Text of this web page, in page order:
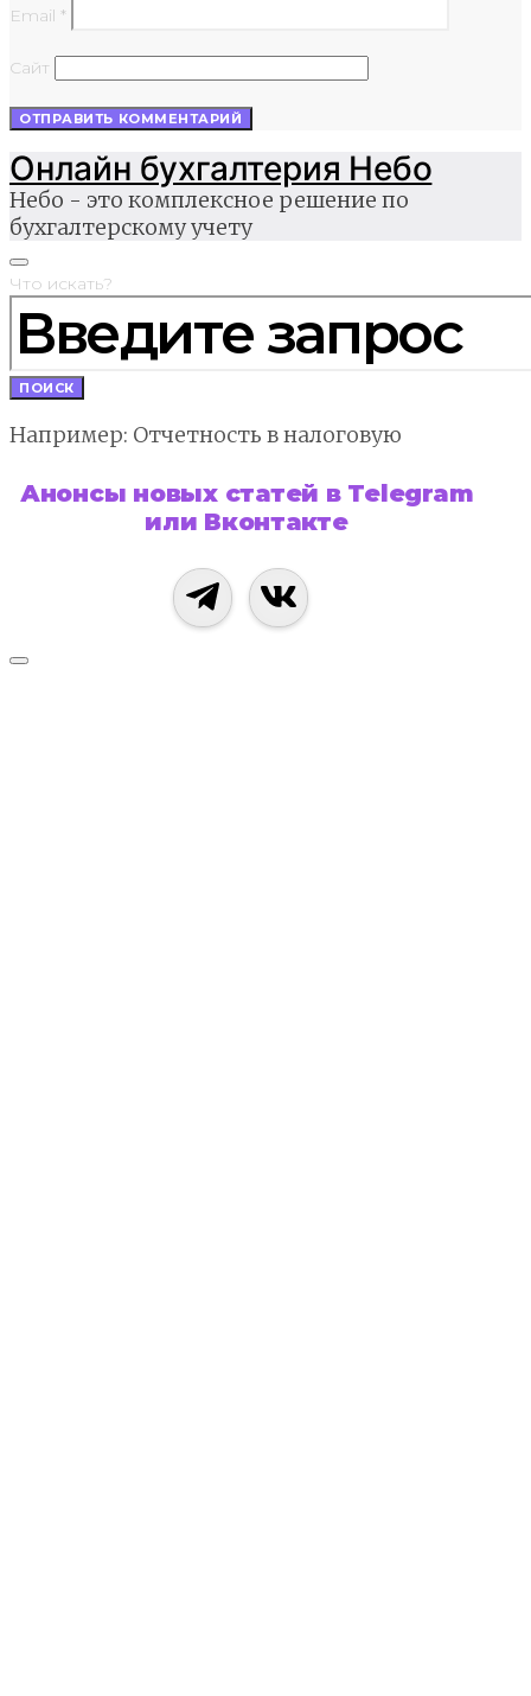
Email *
Сайт
Онлайн бухгалтерия Небо
Небо - это комплексное решение по
бухгалтерскому учету
Что искать?
ПОИСК
Например: Отчетность в налоговую
Анонсы новых статей в Telegram
или Вконтакте